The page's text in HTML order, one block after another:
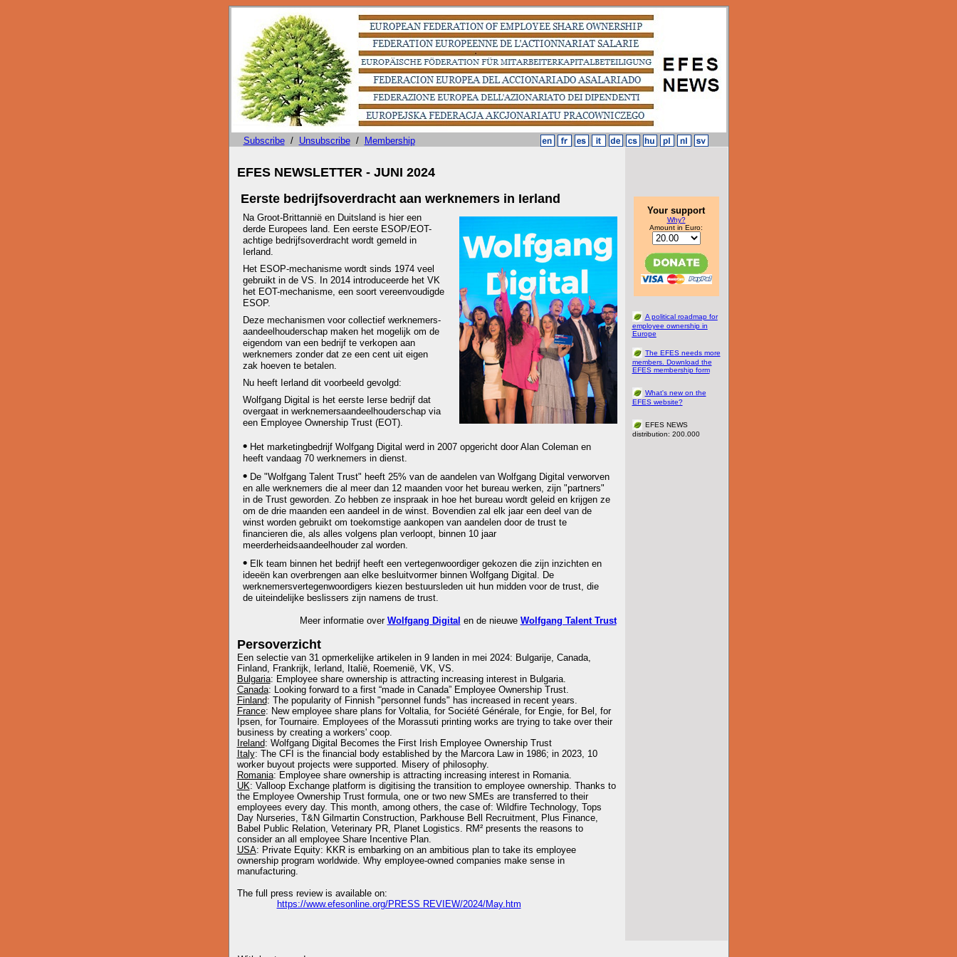
Subscribe/ Unsubscribe/ Membership
EFES NEWSLETTER - JUNI 2024
Eerste bedrijfsoverdracht aan werknemers in Ierland
Na Groot-Brittannië en Duitsland is hier een
derde Europees land. Een eerste ESOP/EOT-
achtige bedrijfsoverdracht wordt gemeld in
Ierland.
Het ESOP-mechanisme wordt sinds 1974 veel
gebruikt in de VS. In 2014 introduceerde het VK
het EOT-mechanisme, een soort vereenvoudigde
ESOP.
Deze mechanismen voor collectief werknemers-
aandeelhouderschap maken het mogelijk om de
eigendom van een bedrijf te verkopen aan
werknemers zonder dat ze een cent uit eigen
zak hoeven te betalen.
Nu heeft Ierland dit voorbeeld gevolgd:
Wolfgang Digital is het eerste Ierse bedrijf dat
overgaat in werknemersaandeelhouderschap via
een Employee Ownership Trust (EOT).
• Het marketingbedrijf Wolfgang Digital werd in 2007 opgericht door Alan Coleman en
heeft vandaag 70 werknemers in dienst.
• De "Wolfgang Talent Trust" heeft 25% van de aandelen van Wolfgang Digital verworven
en alle werknemers die al meer dan 12 maanden voor het bureau werken, zijn "partners"
in de Trust geworden. Zo hebben ze inspraak in hoe het bureau wordt geleid en krijgen ze
om de drie maanden een aandeel in de winst. Bovendien zal elk jaar een deel van de
winst worden gebruikt om toekomstige aankopen van aandelen door de trust te
financieren die, als alles volgens plan verloopt, binnen 10 jaar
meerderheidsaandeelhouder zal worden.
• Elk team binnen het bedrijf heeft een vertegenwoordiger gekozen die zijn inzichten en
ideeën kan overbrengen aan elke besluitvormer binnen Wolfgang Digital. De
werknemersvertegenwoordigers kiezen bestuursleden uit hun midden voor de trust, die
de uiteindelijke beslissers zijn namens de trust.
Meer informatie over Wolfgang Digital en de nieuwe Wolfgang Talent Trust
Persoverzicht
Een selectie van 31 opmerkelijke artikelen in 9 landen in mei 2024: Bulgarije, Canada,
Finland, Frankrijk, Ierland, Italië, Roemenië, VK, VS.
Bulgaria: Employee share ownership is attracting increasing interest in Bulgaria.
Canada: Looking forward to a first “made in Canada” Employee Ownership Trust.
Finland: The popularity of Finnish "personnel funds" has increased in recent years.
France: New employee share plans for Voltalia, for Société Générale, for Engie, for Bel, for
Ipsen, for Tournaire. Employees of the Morassuti printing works are trying to take over their
business by creating a workers' coop.
Ireland: Wolfgang Digital Becomes the First Irish Employee Ownership Trust
Italy: The CFI is the financial body established by the Marcora Law in 1986; in 2023, 10
worker buyout projects were supported. Misery of philosophy.
Romania: Employee share ownership is attracting increasing interest in Romania.
UK: Valloop Exchange platform is digitising the transition to employee ownership. Thanks to
the Employee Ownership Trust formula, one or two new SMEs are transferred to their
employees every day. This month, among others, the case of: Wildfire Technology, Tops
Day Nurseries, T&N Gilmartin Construction, Parkhouse Bell Recruitment, Plus Finance,
Babel Public Relation, Veterinary PR, Planet Logistics. RM² presents the reasons to
consider an all employee Share Incentive Plan.
USA: Private Equity: KKR is embarking on an ambitious plan to take its employee
ownership program worldwide. Why employee-owned companies make sense in
manufacturing.
The full press review is available on:
https://www.efesonline.org/PRESS REVIEW/2024/May.htm
Your support
Why?
Amount in Euro:
A political roadmap for
employee ownership in
Europe
The EFES needs more
members. Download the
EFES membership form
What's new on the
EFES website?
EFES NEWS
distribution: 200.000